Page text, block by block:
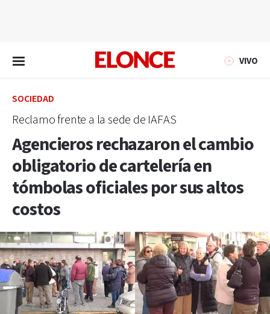
VIVO
SOCIEDAD
Reclamo frente a la sede de IAFAS
Agencieros rechazaron el cambio
obligatorio de cartelería en
tómbolas oficiales por sus altos
costos